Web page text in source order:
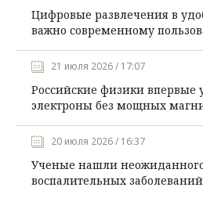
Цифровые развлечения в
важно современному
21 июля 2026 / 17:07
Российские физики впервые
электроны без мощных
20 июля 2026 / 16:37
Ученые нашли
воспалительных